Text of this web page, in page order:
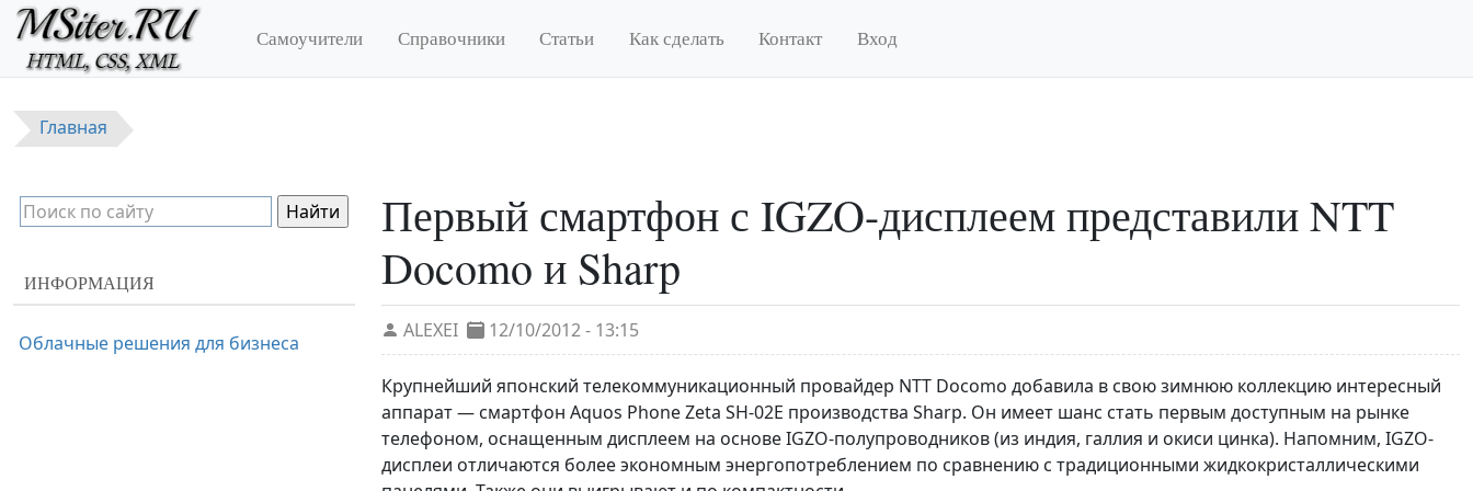
Перейти к основному содержанию
Самоучители Справочники Статьи Как сделать Контакт Вход
Главная
Первый смартфон с IGZO-дисплеем представили NTT
Docomo и Sharp
ALEXEI 12/10/2012 - 13:15
Крупнейший японский телекоммуникационный провайдер NTT Docomo добавила в свою зимнюю коллекцию интересный
аппарат — смартфон Aquos Phone Zeta SH-02E производства Sharp. Он имеет шанс стать первым доступным на рынке
телефоном, оснащенным дисплеем на основе IGZO-полупроводников (из индия, галлия и окиси цинка). Напомним, IGZO-
дисплеи отличаются более экономным энергопотреблением по сравнению с традиционными жидкокристаллическими
ИНФОРМАЦИЯ
Облачные решения для бизнеса